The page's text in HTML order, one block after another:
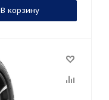
В корзину